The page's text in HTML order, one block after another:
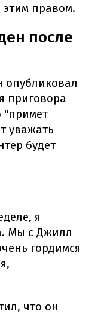
этим правом.
после
приговора
"примет
уважать
будет
я
Мы с Джилл
гордимся
что он